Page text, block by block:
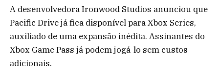
A desenvolvedora Ironwood Studios anunciou que
Pacific Drive já fica disponível para Xbox Series,
auxiliado de uma expansão inédita. Assinantes do
Xbox Game Pass já podem jogá-lo sem custos
adicionais.